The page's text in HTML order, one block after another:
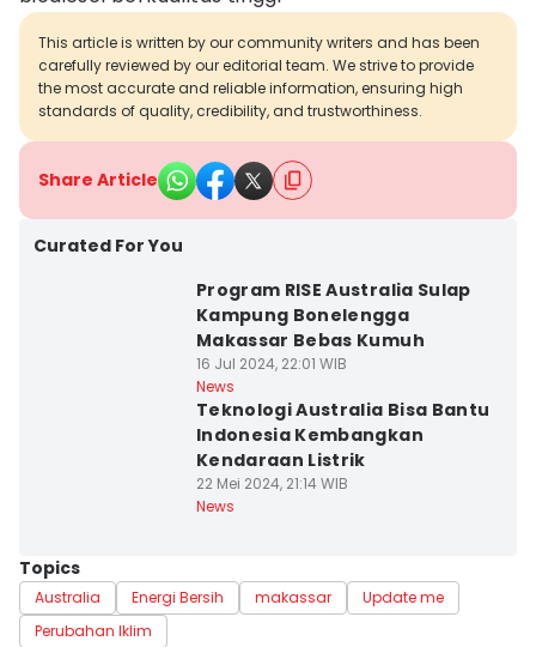
This article is written by our community writers and has been
carefully reviewed by our editorial team. We strive to provide
the most accurate and reliable information, ensuring high
standards of quality, credibility, and trustworthiness.
Share Article
Curated For You
Program RISE Australia Sulap
Kampung Bonelengga
Makassar Bebas Kumuh
16 Jul 2024, 22:01 WIB
News
Teknologi Australia Bisa Bantu
Indonesia Kembangkan
Kendaraan Listrik
22 Mei 2024, 21:14 WIB
News
Topics
Australia Energi Bersih makassar
Update me
Perubahan Iklim